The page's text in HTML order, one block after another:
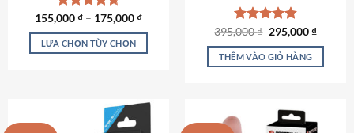
sản
phẩm
Được xếp
hạng4.69
5 sao
155,000₫ – 175,000₫
LỰA CHỌN TÙY CHỌN
nhiều
Được xếp
hạng4.82
5 sao
395,000₫ Giá
là:
395,000 ₫.
295,000₫Giá
tại
THÊM VÀO GIỎ HÀNG